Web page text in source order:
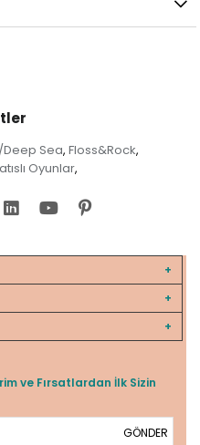
Deep Sea, Floss&Rock,
Oyunlar,
ve Fırsatlardan İlk Sizin
GÖNDER